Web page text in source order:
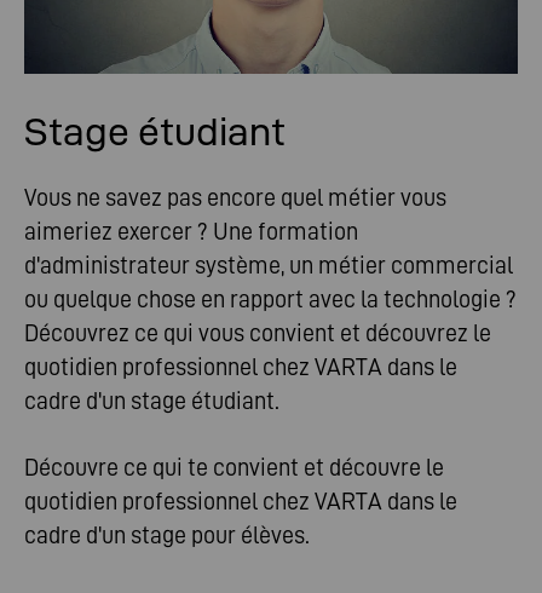
Stage étudiant
Vous ne savez pas encore quel métier vous
aimeriez exercer ? Une formation
d'administrateur système, un métier commercial
ou quelque chose en rapport avec la technologie ?
Découvrez ce qui vous convient et découvrez le
quotidien professionnel chez VARTA dans le
cadre d'un stage étudiant.
Découvre ce qui te convient et découvre le
quotidien professionnel chez VARTA dans le
cadre d'un stage pour élèves.